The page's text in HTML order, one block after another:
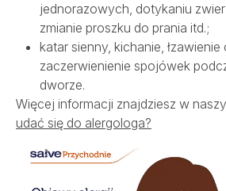
jednorazowych, dotykaniu
zmianie proszku do prania itd.;
katar sienny, kichanie, łzawienie
zaczerwienienie spojówek
dworze.
Więcej informacji znajdziesz w
udać się do alergologa?